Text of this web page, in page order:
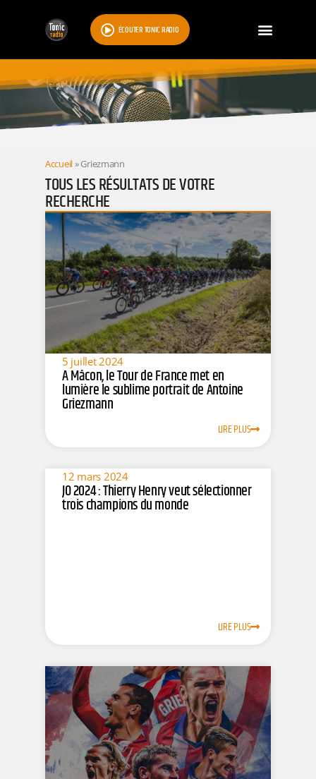
ÉCOUTER TONIC RADIO
RESULTATS
Accueil»Griezmann
TOUS LES RÉSULTATS DE VOTRE
RECHERCHE
5 juillet 2024
A Mâcon, le Tour de France met en
lumière le sublime portrait de Antoine
Griezmann
LIRE PLUS
12 mars 2024
JO 2024 : Thierry Henry veut sélectionner
trois champions du monde
LIRE PLUS